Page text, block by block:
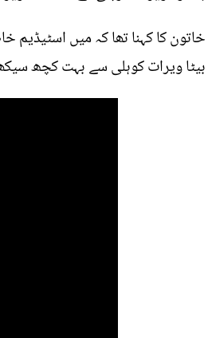
خاتون کا کہنا تھا کہ میں اسٹیڈیم
بیٹا ویرات کوہلی سے بہت کچھ